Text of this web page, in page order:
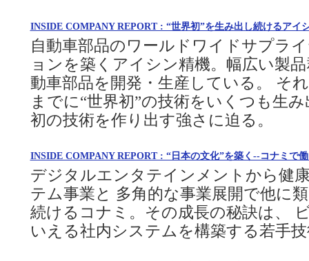
INSIDE COMPANY REPORT : “世界初”を生み出し続けるアイ
自動車部品のワールドワイドサプラ
ョンを築くアイシン精機。幅広い製
動車部品を開発・生産している。 そ
までに“世界初”の技術をいくつも生
初の技術を作り出す強さに迫る。
INSIDE COMPANY REPORT : “日本の文化”を築く--コナミで
デジタルエンタテインメントから健
テム事業と 多角的な事業展開で他に
続けるコナミ。その成長の秘訣は、
いえる社内システムを構築する若手